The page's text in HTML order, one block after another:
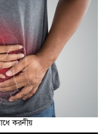
করনীয়